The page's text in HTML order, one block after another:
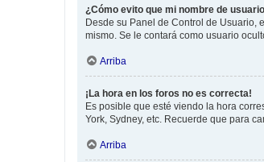
¿Cómo evito que mi nombre de
Desde su Panel de Control de Usuario,
mismo. Se le contará como usuario
Arriba
¡La hora en los foros no es correcta!
Es posible que esté viendo la hora
York, Sydney, etc. Recuerde que para
Arriba